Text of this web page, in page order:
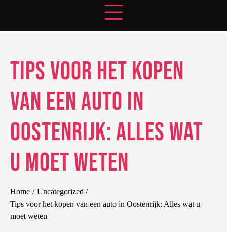
Tips voor het kopen
van een auto in
Oostenrijk: Alles wat
u moet weten
Home
Uncategorized
Tips voor het kopen van een auto in Oostenrijk: Alles wat u
moet weten